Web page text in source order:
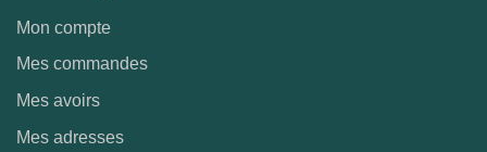
Mon compte
Mes commandes
Mes avoirs
Mes adresses